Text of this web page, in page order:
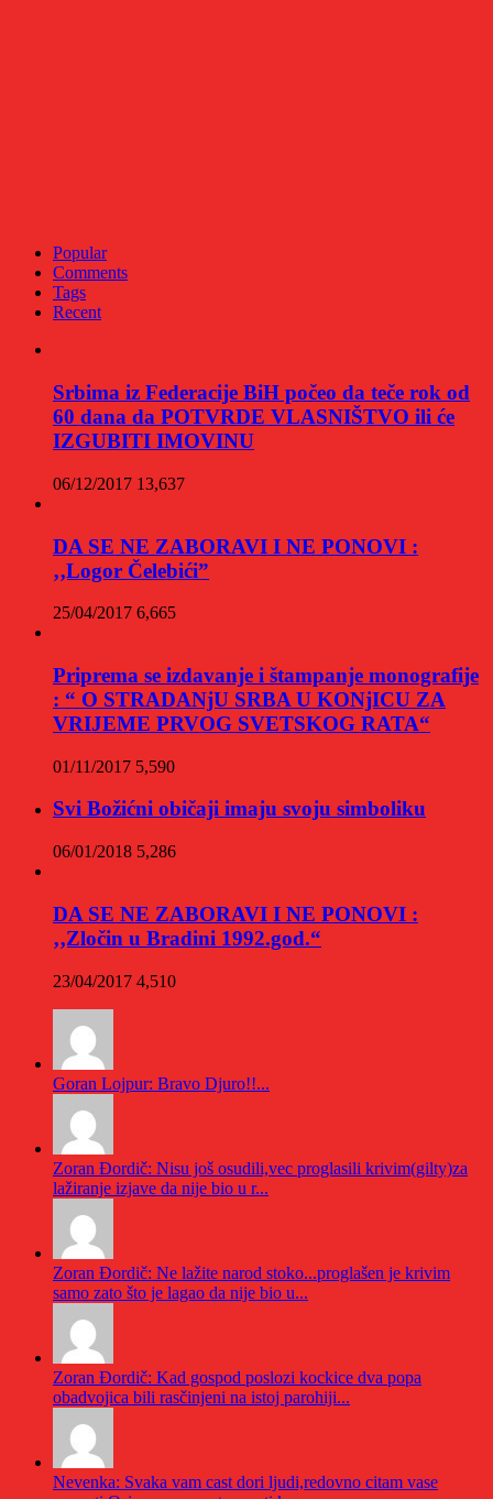
Popular
Comments
Tags
Recent
Srbima iz Federacije BiH počeo da teče rok od
60 dana da POTVRDE VLASNIŠTVO ili će
IZGUBITI IMOVINU
06/12/2017 13,637
DA SE NE ZABORAVI I NE PONOVI :
‚‚Logor Čelebići”
25/04/2017 6,665
Priprema se izdavanje i štampanje monografije
: “ O STRADANjU SRBA U KONjICU ZA
VRIJEME PRVOG SVETSKOG RATA“
01/11/2017 5,590
Svi Božićni običaji imaju svoju simboliku
06/01/2018 5,286
DA SE NE ZABORAVI I NE PONOVI :
‚‚Zločin u Bradini 1992.god.“
23/04/2017 4,510
Goran Lojpur: Bravo Djuro!!...
Zoran Đordič: Nisu još osudili,vec proglasili krivim(gilty)za
lažiranje izjave da nije bio u r...
Zoran Đordič: Ne lažite narod stoko...proglašen je krivim
samo zato što je lagao da nije bio u...
Zoran Đordič: Kad gospod poslozi kockice dva popa
obadvojica bili rasčinjeni na istoj parohiji...
Nevenka: Svaka vam cast dori ljudi,redovno citam vase